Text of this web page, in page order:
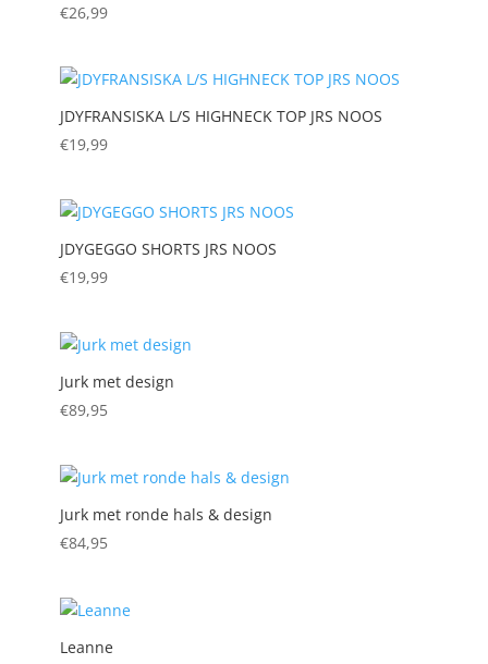
€26,99
JDYFRANSISKA L/S HIGHNECK TOP JRS NOOS
€19,99
JDYGEGGO SHORTS JRS NOOS
€19,99
Jurk met design
€89,95
Jurk met ronde hals & design
€84,95
Leanne